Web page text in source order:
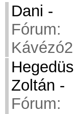
Dani -
Fórum:
Kávézó2
Hegedüs
Zoltán -
Fórum: